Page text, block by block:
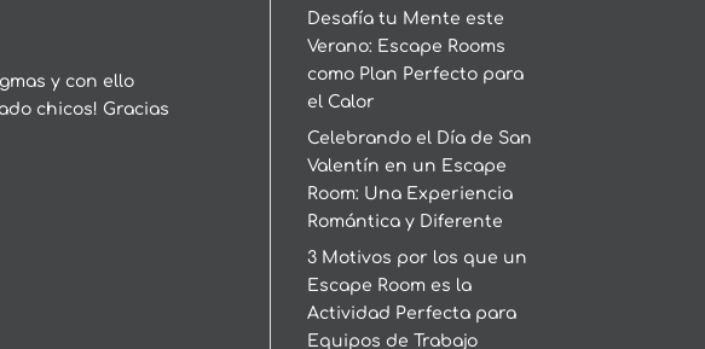
y con ello
chicos! Gracias
Desafía tu Mente este
Verano: Escape Rooms
como Plan Perfecto para
el Calor
Celebrando el Día de San
Valentín en un Escape
Room: Una Experiencia
Romántica y Diferente
3 Motivos por los que un
Escape Room es la
Actividad Perfecta para
Equipos de Trabajo